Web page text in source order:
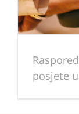
posjete